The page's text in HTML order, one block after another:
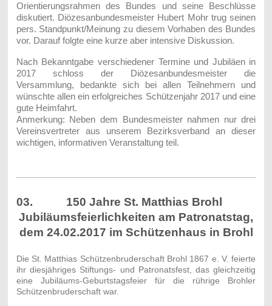
Orientierungsrahmen des Bundes und seine Beschlüsse
diskutiert. Diözesanbundesmeister Hubert Mohr trug seinen
pers. Standpunkt/Meinung zu diesem Vorhaben des Bundes
vor. Darauf folgte eine kurze aber intensive Diskussion.
Nach Bekanntgabe verschiedener Termine und Jubiläen in
2017 schloss der Diözesanbundesmeister die
Versammlung, bedankte sich bei allen Teilnehmern und
wünschte allen ein erfolgreiches Schützenjahr 2017 und eine
gute Heimfahrt.
Anmerkung: Neben dem Bundesmeister nahmen nur drei
Vereinsvertreter aus unserem Bezirksverband an dieser
wichtigen, informativen Veranstaltung teil.
03. 150 Jahre St. Matthias Brohl
Jubiläumsfeierlichkeiten am Patronatstag,
dem 24.02.2017 im Schützenhaus in Brohl
Die St. Matthias Schützenbruderschaft Brohl 1867 e. V. feierte
ihr diesjähriges Stiftungs- und Patronatsfest, das gleichzeitig
eine Jubiläums-Geburtstagsfeier für die rührige Brohler
Schützenbruderschaft war.